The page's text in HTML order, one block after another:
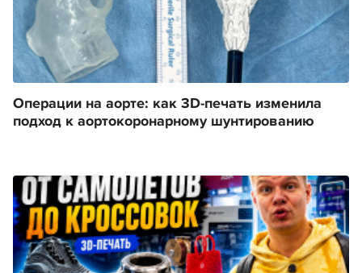
Операции на аорте: как 3D-печать изменила
подход к аортокоронарному шунтированию